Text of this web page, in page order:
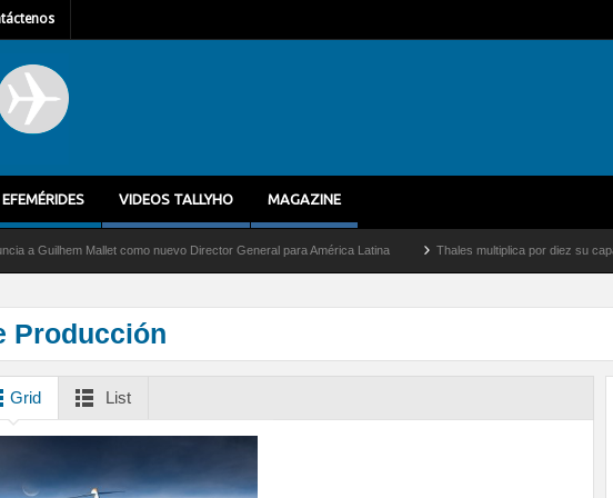
EFEMÉRIDES VIDEOS TALLYHO MAGAZINE
Mallet como nuevo Director General para América Latina Thales multiplica por diez su capacidad
Producción
Grid List